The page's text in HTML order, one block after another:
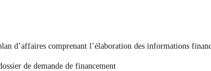
d’affaires comprenant l’élaboration des informations
de demande de financement